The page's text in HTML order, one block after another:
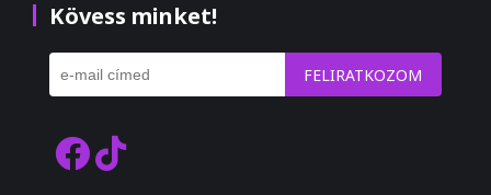
Kövess minket!
FELIRATKOZOM